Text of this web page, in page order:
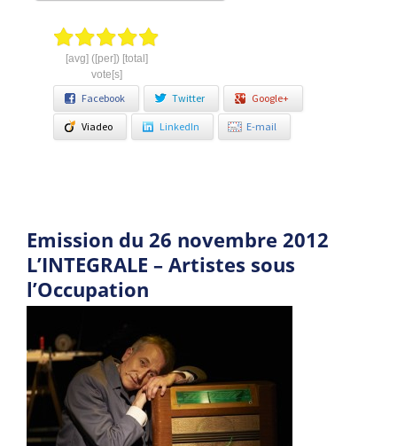
[avg] ([per]) [total]
vote[s]
Facebook Twitter Google+
Viadeo LinkedIn E-mail
Emission du 26 novembre 2012
L’INTEGRALE – Artistes sous
l’Occupation